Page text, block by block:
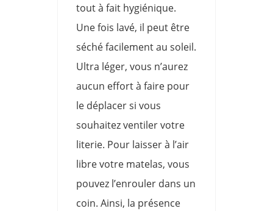
tout à fait hygiénique.
Une fois lavé, il peut être
séché facilement au soleil.
Ultra léger, vous n’aurez
aucun effort à faire pour
le déplacer si vous
souhaitez ventiler votre
literie. Pour laisser à l’air
libre votre matelas, vous
pouvez l’enrouler dans un
coin. Ainsi, la présence